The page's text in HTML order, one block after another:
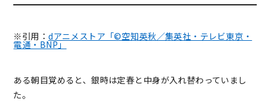
※引用：dアニメストア「©空知英秋／集英社・テレビ東京・
電通・BNP」
ある朝目覚めると、銀時は定春と中身が入れ替わっていまし
た。